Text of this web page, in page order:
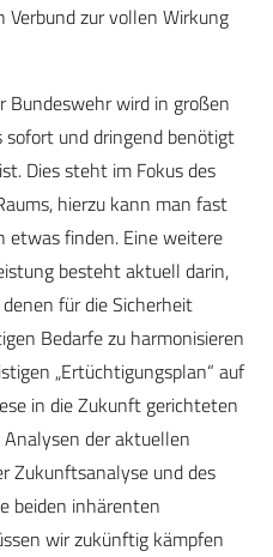
zur vollen Wirkung
Bundeswehr wird in großen
und dringend benötigt
Dies steht im Fokus des
hierzu kann man fast
etwas finden. Eine weitere
besteht aktuell darin,
für die Sicherheit
Bedarfe zu harmonisieren
„Ertüchtigungsplan“ auf
in die Zukunft gerichteten
der aktuellen
Zukunftsanalyse und des
beiden inhärenten
wir zukünftig kämpfen